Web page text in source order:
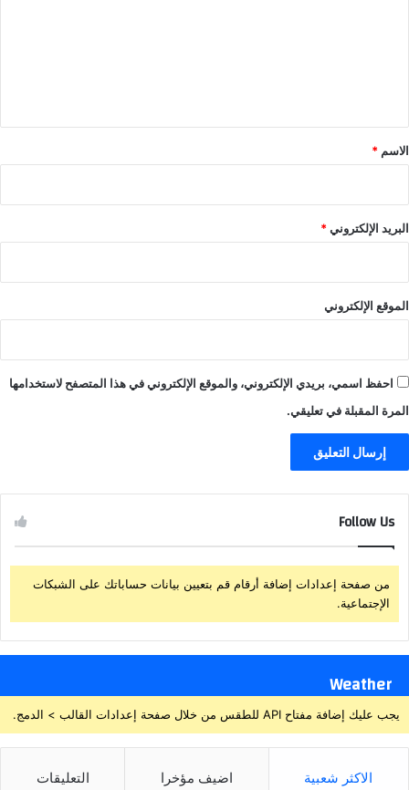
*
الاسم *
البريد الإلكتروني*
الموقع الإلكتروني
احفظ اسمي، بريدي الإلكتروني، والموقع الإلكتروني في هذا المتصفح لاستخدامها
المرة المقبلة في تعليقي.
Follow Us
من صفحة إعدادات إضافة أرقام قم بتعيين بيانات حساباتك على الشبكات
الإجتماعية.
Weather
يجب عليك إضافة مفتاح API للطقس من خلال صفحة إعدادات القالب > الدمج.
الاكثر شعبية اضيف مؤخرا التعليقات